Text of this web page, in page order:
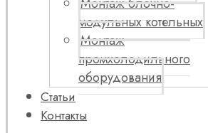
Монтаж блочно-
модульных котельных
Монтаж
промхолодильного
оборудования
Статьи
Контакты